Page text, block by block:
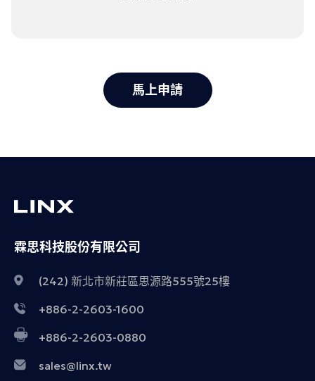
馬上申請
霖思科技股份有限公司
(242) 新北市新莊區思源路555號25樓
+886-2-2603-1600
+886-2-2603-0880
sales@linx.tw